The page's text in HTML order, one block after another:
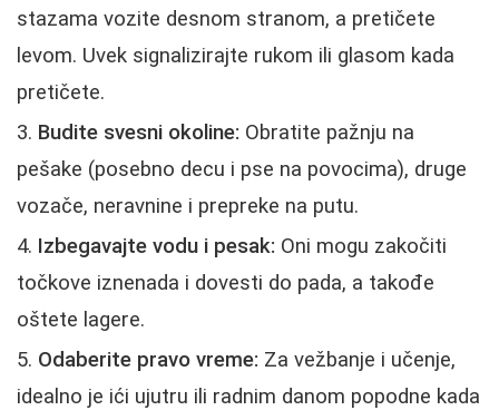
stazama vozite desnom stranom, a pretičete
levom. Uvek signalizirajte rukom ili glasom kada
pretičete.
Budite svesni okoline: Obratite pažnju na
pešake (posebno decu i pse na povocima), druge
vozače, neravnine i prepreke na putu.
Izbegavajte vodu i pesak: Oni mogu zakočiti
točkove iznenada i dovesti do pada, a takođe
oštete lagere.
Odaberite pravo vreme: Za vežbanje i učenje,
idealno je ići ujutru ili radnim danom popodne kada